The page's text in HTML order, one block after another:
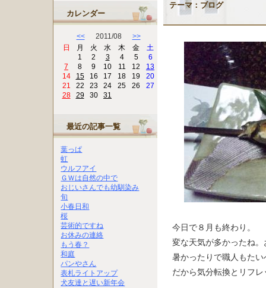
テーマ： ブログ
今日で８月も終わり。
変な天気が多かったね
暑かったりで職人もた
だから気分転換とリフ
カレンダー
<<2011/08 >>
日
月 火 水 木 金
土
1
2 3 4 5
6
7
8 9 10 11 12
13
14
15 16 17 18 19
20
21
22 23 24 25 26
27
28
29 30 31
最近の記事一覧
葉っぱ
虹
ウルフアイ
ＧＷは自然の中で
おじいさんでも幼馴染み
旬
小春日和
桜
芸術的ですね
お休みの連絡
もう春？
和庭
パンやさん
表札ライトアップ
犬友達と遅い新年会